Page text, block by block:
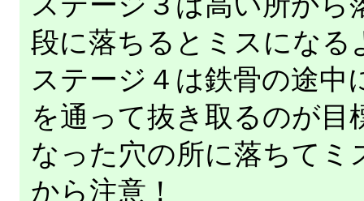
段に落ちるとミスになる
ステージ４は鉄骨の途中
を通って抜き取るのが目
なった穴の所に落ちてミ
から注意！